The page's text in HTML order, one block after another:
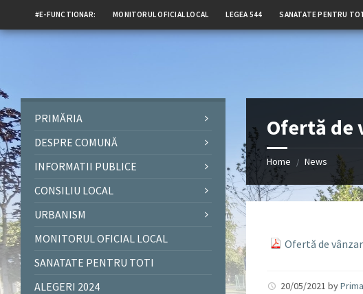
#E-FUNCTIONAR: MONITORUL OFICIAL LOCAL LEGEA 544 SANATATE PENTRU
Ofertă de
Home / News
Ofertă de
20/05/2021by
PRIMĂRIA
DESPRE COMUNĂ
INFORMATII PUBLICE
CONSILIU LOCAL
URBANISM
MONITORUL OFICIAL LOCAL
SANATATE PENTRU TOTI
ALEGERI 2024